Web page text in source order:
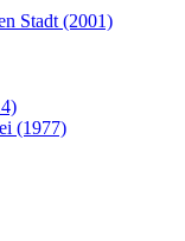
Stadt (2001)
(1977)